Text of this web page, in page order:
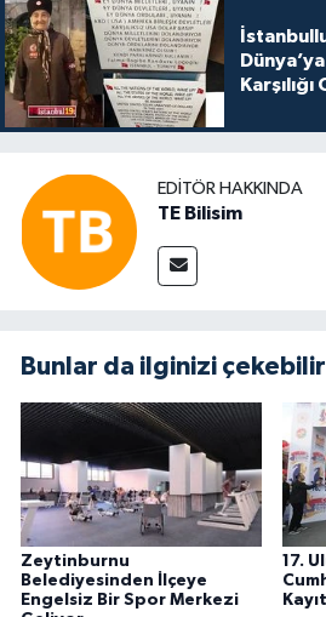
EDITÖR HAKKINDA
TE Bilisim
Bunlar da ilginizi çekebilir
Zeytinburnu
Belediyesinden İlçeye
Engelsiz Bir Spor Merkezi
17.